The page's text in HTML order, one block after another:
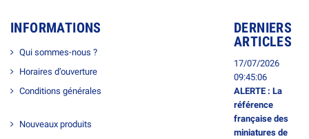
INFORMATIONS
Qui sommes-nous ?
Horaires d’ouverture
Conditions générales
Nouveaux produits
DERNIERS
ARTICLES
17/07/2026
09:45:06
ALERTE : La
référence
française des
miniatures de